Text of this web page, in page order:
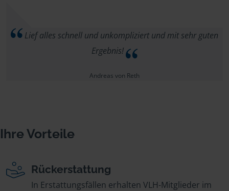
Lief alles schnell und unkompliziert und mit sehr guten
Ergebnis!
Andreas von Reth
Ihre Vorteile
Rückerstattung
In Erstattungsfällen erhalten VLH-Mitglieder im